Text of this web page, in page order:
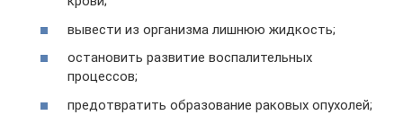
вывести из организма лишнюю жидкость;
остановить развитие воспалительных
процессов;
предотвратить образование раковых опухолей;